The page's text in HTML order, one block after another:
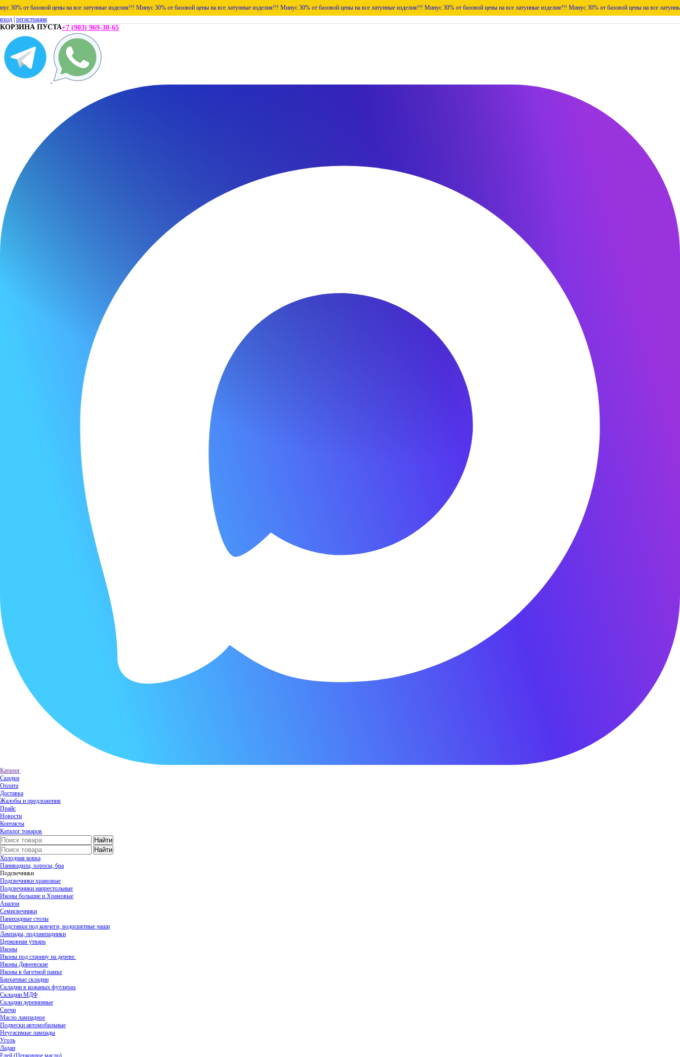
цены на все латунные изделия!!! Минус 30% от базовой цены на все латунные изделия!!! Минус 30% от базовой цены на все латунные изделия!!! Минус 30% от базовой цены на все латунные изделия!!! Минус 30% от базовой цены на все латунные
вход регистрация
КОРЗИНА ПУСТА+7 (903) 969-30-65
Каталог
Скидки
Оплата
Доставка
Жалобы и предложения
Прайс
Новости
Контакты
Каталог товаров
Холодная ковка
Паникадила, хоросы, бра
Подсвечники
Подсвечники храмовые
Подсвечники напрестольные
Иконы большие и Храмовые
Аналои
Семисвечники
Панихидные столы
Подставки под ковчеги, водосвятные чаши
Лампады, подлампадники
Церковная утварь
Иконы
Иконы под старину на дереве.
Иконы Дивеевские
Иконы в багетной рамке
Бархатные складни
Складни в кожаных футлярах
Складни МДФ
Складни деревянные
Свечи
Масло лампадное
Подвески автомобильные
Неугасимые лампады
Уголь
Ладан
Елей (Церковное масло)